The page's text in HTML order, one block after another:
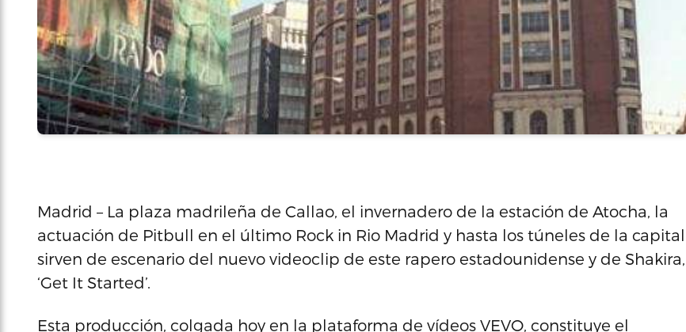
Madrid – La plaza madrileña de Callao, el invernadero de la estación de Atocha, la
actuación de Pitbull en el último Rock in Rio Madrid y hasta los túneles de la capital
sirven de escenario del nuevo videoclip de este rapero estadounidense y de Shakira,
‘Get It Started’.
Esta producción, colgada hoy en la plataforma de vídeos VEVO, constituye el